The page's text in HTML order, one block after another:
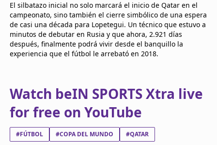
El silbatazo inicial no solo marcará el inicio de Qatar en el
campeonato, sino también el cierre simbólico de una espera
de casi una década para Lopetegui. Un técnico que estuvo a
minutos de debutar en Rusia y que ahora, 2.921 días
después, finalmente podrá vivir desde el banquillo la
experiencia que el fútbol le arrebató en 2018.
Watch beIN SPORTS Xtra live
for free on YouTube
#FÚTBOL #COPA DEL MUNDO #QATAR